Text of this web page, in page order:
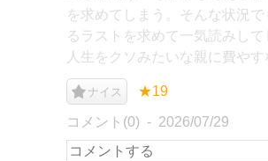
を求めてしまう。そんな状況で
るラストを求めて一気読みし
人生をクソみたいな親に費やす
ナイス ★19
コメント(0) 2026/07/29